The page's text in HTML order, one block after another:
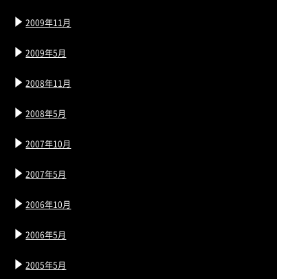
2009年11月
2009年5月
2008年11月
2008年5月
2007年10月
2007年5月
2006年10月
2006年5月
2005年5月